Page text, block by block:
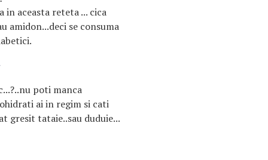
in aceasta reteta ... cica
amidon...deci se consuma
poti manca
ai in regim si cati
gresit tataie..sau duduie...